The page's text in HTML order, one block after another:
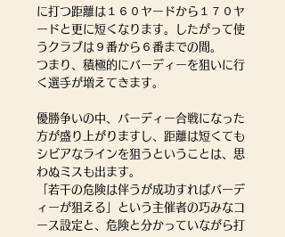
に打つ距離は１６０ヤードから１７０ヤ
ードと更に短くなります。したがって使
うクラブは９番から６番までの間。
つまり、積極的にバーディーを狙いに行
く選手が増えてきます。
優勝争いの中、バーディー合戦になった
方が盛り上がりますし、距離は短くても
シビアなラインを狙うということは、思
わぬミスも出ます。
「若干の危険は伴うが成功すればバーデ
ィーが狙える」という主催者の巧みなコ
ース設定と、危険と分かっていながら打